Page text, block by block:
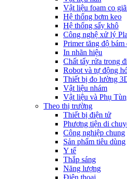
Vật liệu foam co
Hệ thống bơm keo
Hệ thống sấy khô
Công nghệ xử lý
Primer tăng độ bám
In nhãn hiệu
Chất tẩy rửa trong
Robot và tự động
Thiết bị đo lường
Vật liệu nhám
Vật liệu và Phụ
Theo thị trường
Thiết bị điện tử
Phương tiện di
Công nghiệp chung
Sản phẩm tiêu dùng
Y tế
Thắp sáng
Năng lượng
Điện thoại